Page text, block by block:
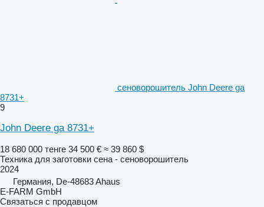
сеноворошитель John Deere ga
8731+
9
John Deere ga 8731+
18 680 000 тенге 34 500 € ≈ 39 860 $
Техника для заготовки сена - сеноворошитель
2024
Германия, De-48683 Ahaus
E-FARM GmbH
Связаться с продавцом